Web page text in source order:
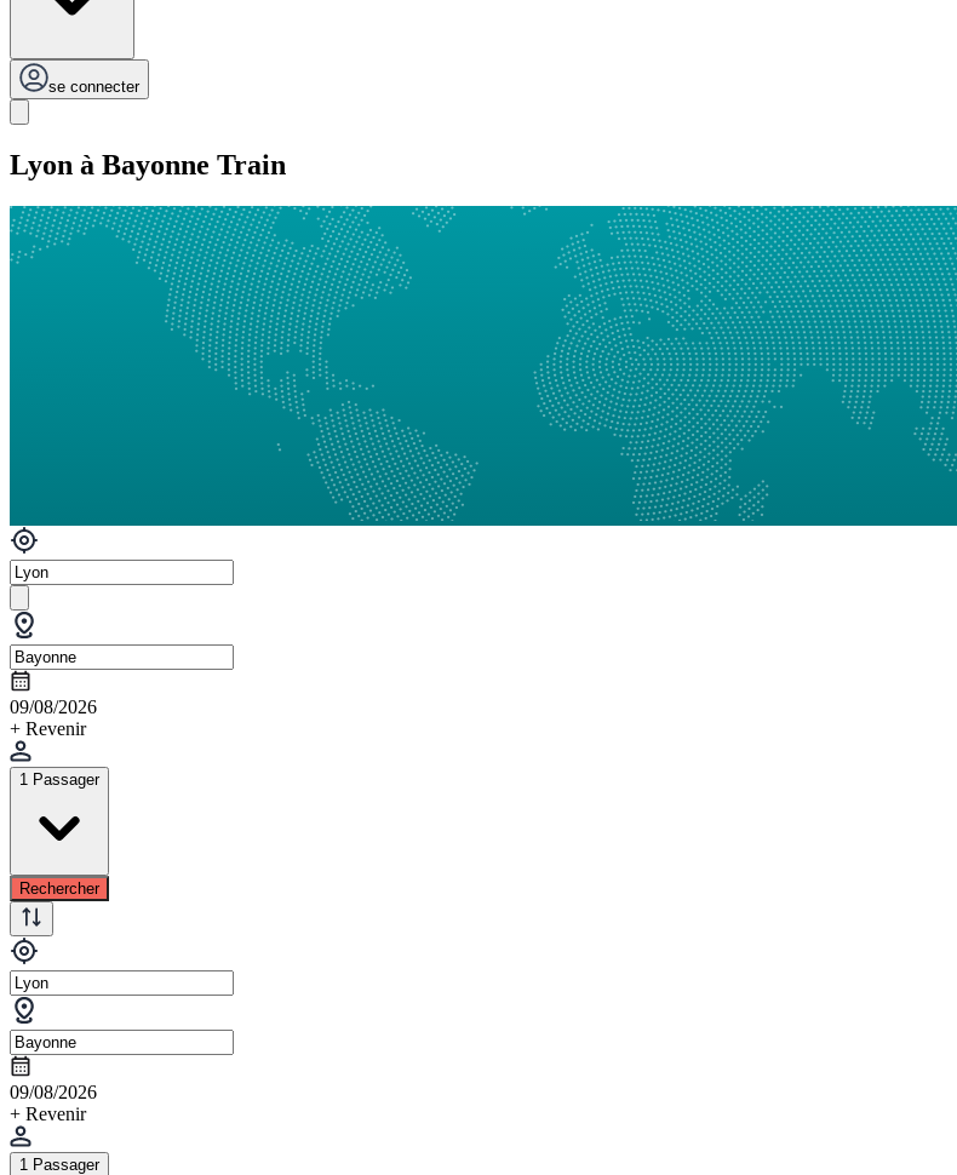
se connecter
Lyon à Bayonne Train
09/08/2026
+ Revenir
1 Passager
Rechercher
09/08/2026
+ Revenir
1 Passager